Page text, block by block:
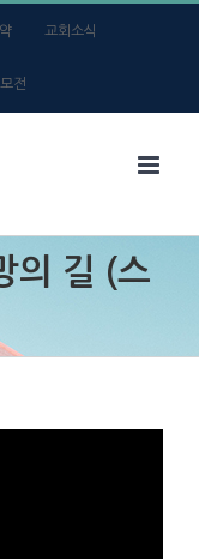
교회소식
전
의 길 (스